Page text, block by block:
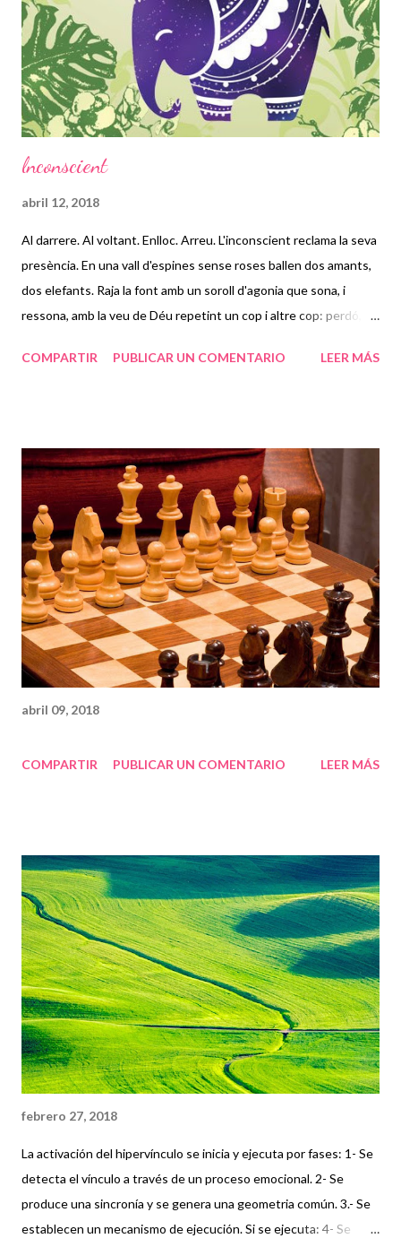
es por su doctrina de que “un caballo blanco no es un caballo”. Si
ahora, yo, GongsunLong , abandonase mi doctrina, entonces, no
tendría nada que enseñarle. Además, si se desea considerar a un
hombre como Maestro, es por...
lnconscient
abril 12, 2018
Al darrere. Al voltant. Enlloc. Arreu. L'inconscient reclama la seva
presència. En una vall d'espines sense roses ballen dos amants,
dos elefants. Raja la font amb un soroll d'agonia que sona, i
ressona, amb la veu de Déu repetint un cop i altre cop: perdó,
l'escolta. Tots tenim sang de pirata i esmolem la curta espasa i
COMPARTIR PUBLICAR UN COMENTARIO LEER MÁS
abril 09, 2018
COMPARTIR PUBLICAR UN COMENTARIO LEER MÁS
febrero 27, 2018
La activación del hipervínculo se inicia y ejecuta por fases: 1- Se
detecta el vínculo a través de un proceso emocional. 2- Se
produce una sincronía y se genera una geometria común. 3.- Se
establecen un mecanismo de ejecución. Si se ejecuta: 4- Se